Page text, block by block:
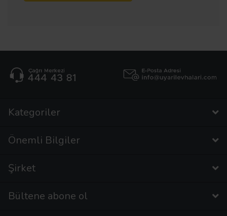
Kategoriler
Önemli Bilgiler
Şirket
Bültene abone ol